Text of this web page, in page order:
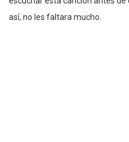
así, no les faltara mucho.